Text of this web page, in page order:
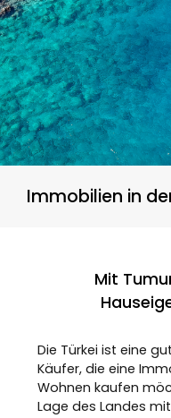
Immobilien in
Mit
Die Türkei ist eine
Käufer, die eine
Wohnen kaufen
Lage des Landes